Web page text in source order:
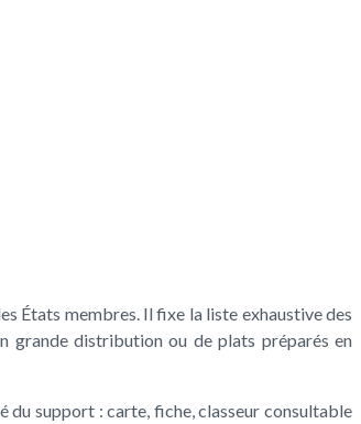
États membres. Il fixe la liste exhaustive des
grande distribution ou de plats préparés en
support : carte, fiche, classeur consultable